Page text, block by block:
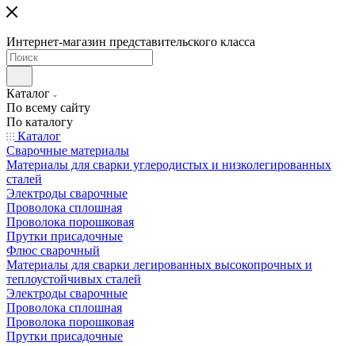
Интернет-магазин представительского класса
Каталог
По всему сайту
По каталогу
Каталог
Сварочные материалы
Материалы для сварки углеродистых и низколегированных
сталей
Электроды сварочные
Проволока сплошная
Проволока порошковая
Прутки присадочные
Флюс сварочный
Материалы для сварки легированных высокопрочных и
теплоустойчивых сталей
Электроды сварочные
Проволока сплошная
Проволока порошковая
Прутки присадочные